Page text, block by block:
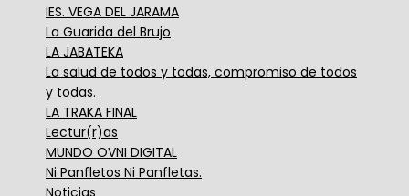
IES. VEGA DEL JARAMA
La Guarida del Brujo
LA JABATEKA
La salud de todos y todas, compromiso de todos
y todas.
LA TRAKA FINAL
Lectur(r)as
MUNDO OVNI DIGITAL
Ni Panfletos Ni Panfletas.
Noticias